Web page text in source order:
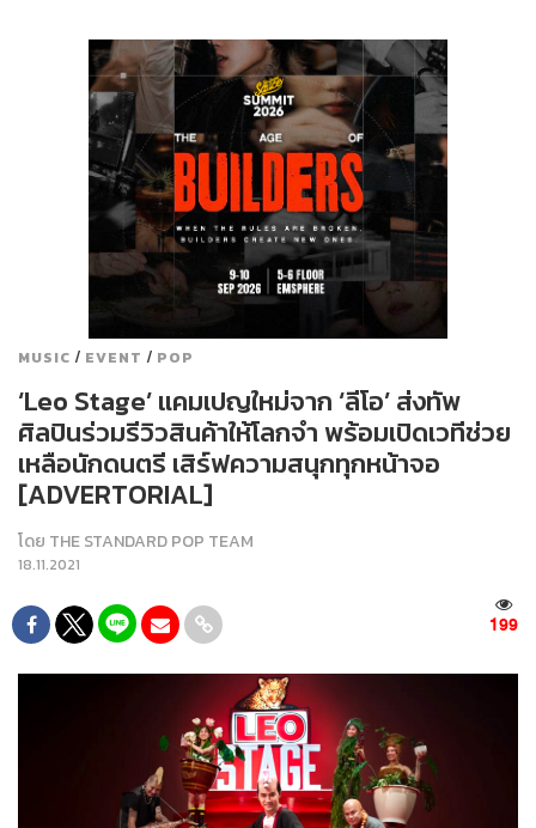
MUSIC / EVENT / POP
‘Leo Stage’ แคมเปญใหม่จาก ‘ลีโอ’ ส่งทัพ
ศิลปินร่วมรีวิวสินค้าให้โลกจำ พร้อมเปิดเวทีช่วย
เหลือนักดนตรี เสิร์ฟความสนุกทุกหน้าจอ
[ADVERTORIAL]
โดย THE STANDARD POP TEAM
18.11.2021
199